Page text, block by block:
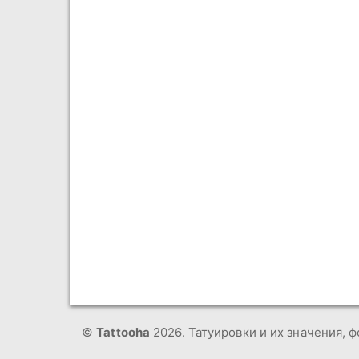
©Tattooha 2026. Татуировки и их значения,